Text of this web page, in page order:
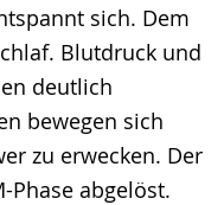
sich. Dem
Blutdruck und
deutlich
bewegen sich
zu erwecken. Der
Phase abgelöst.